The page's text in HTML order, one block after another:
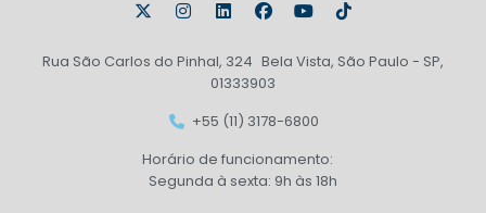
Rua São Carlos do Pinhal, 324 Bela Vista, São Paulo - SP,
01333903
+55 (11) 3178-6800
Horário de funcionamento:
Segunda à sexta: 9h às 18h